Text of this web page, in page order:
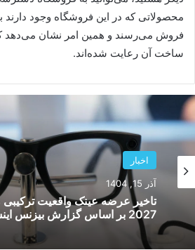
فروش می‌رسند و همین امر نشان می‌دهد که
ساخت آن رعایت شده‌اند.
اخبار
آذر 15, 1404
تاخیر عرضه عینک واقعیت ترکیبی
2027 بر اساس گزارش بیزنس اینسایدر